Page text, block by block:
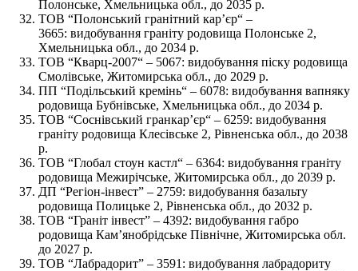
Полонське, Хмельницька обл., до 2035 р.
ТОВ “Полонський гранітний кар’єр“ –
3665: видобування граніту родовища Полонське 2,
Хмельницька обл., до 2034 р.
ТОВ “Кварц-2007“ – 5067: видобування піску родовища
Смолівське, Житомирська обл., до 2029 р.
ПП “Подільський кремінь“ – 6078: видобування вапняку
родовища Бубнівське, Хмельницька обл., до 2034 р.
ТОВ “Соснівський гранкар’єр“ – 6259: видобування
граніту родовища Клесівське 2, Рівненська обл., до 2038
р.
ТОВ “Глобал стоун кастл“ – 6364: видобування граніту
родовища Межирічське, Житомирська обл., до 2039 р.
ДП “Регіон-інвест” – 2759: видобування базальту
родовища Полицьке 2, Рівненська обл., до 2032 р.
ТОВ “Граніт інвест” – 4392: видобування габро
родовища Кам’янобрідське Північне, Житомирська обл.
до 2027 р.
ТОВ “Лабрадорит” – 3591: видобування лабрадориту